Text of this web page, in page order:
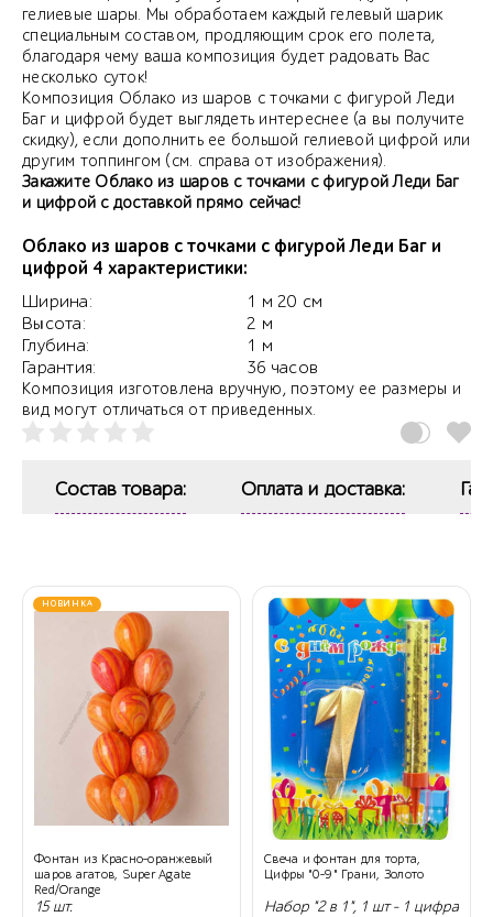
гелиевые шары. Мы обработаем каждый гелевый шарик
специальным составом, продляющим срок его полета,
благодаря чему ваша композиция будет радовать Вас
несколько суток!
Композиция Облако из шаров с точками с фигурой Леди
Баг и цифрой будет выглядеть интереснее (а вы получите
скидку), если дополнить ее большой гелиевой цифрой или
другим топпингом (см. справа от изображения).
Закажите Облако из шаров с точками с фигурой Леди Баг
и цифрой с доставкой прямо сейчас!
Облако из шаров с точками с фигурой Леди Баг и
цифрой 4 характеристики:
Ширина:
Высота:
Глубина:
Гарантия:
1 м 20 см
2 м
1 м
36 часов
Композиция изготовлена вручную, поэтому ее размеры и
вид могут отличаться от приведенных.
Состав товара: Оплата и доставка:
НОВИНКА
Фонтан из Красно-оранжевый
шаров агатов, Super Agate
Red/Orange
15 шт.
Свеча и фонтан для торта,
Цифры "0-9" Грани, Золото
Набор "2 в 1", 1 шт - 1 цифра